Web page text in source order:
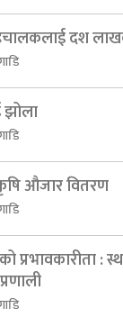
दश
झोला
औजार वितरण
प्रभावकारीता :